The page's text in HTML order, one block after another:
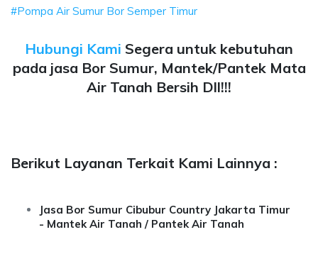
#Pompa Air Sumur Bor Semper Timur
Hubungi Kami Segera untuk kebutuhan
pada jasa Bor Sumur, Mantek/Pantek Mata
Air Tanah Bersih Dll!!!
Berikut Layanan Terkait Kami Lainnya :
Jasa Bor Sumur Cibubur Country Jakarta Timur
- Mantek Air Tanah / Pantek Air Tanah